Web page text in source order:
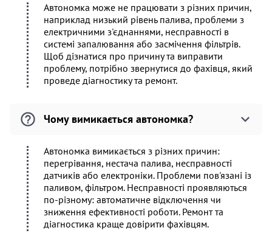
Автономка може не працювати з різних причин,
наприклад низький рівень палива, проблеми з
електричними з'єднаннями, несправності в
системі запалювання або засмічення фільтрів.
Щоб дізнатися про причину та виправити
проблему, потрібно звернутися до фахівця, який
проведе діагностику та ремонт.
Чому вимикається автономка?
Автономка вимикається з різних причин:
перегрівання, нестача палива, несправності
датчиків або електроніки. Проблеми пов'язані із
паливом, фільтром. Несправності проявляються
по-різному: автоматичне відключення чи
зниження ефективності роботи. Ремонт та
діагностика краще довірити фахівцям.